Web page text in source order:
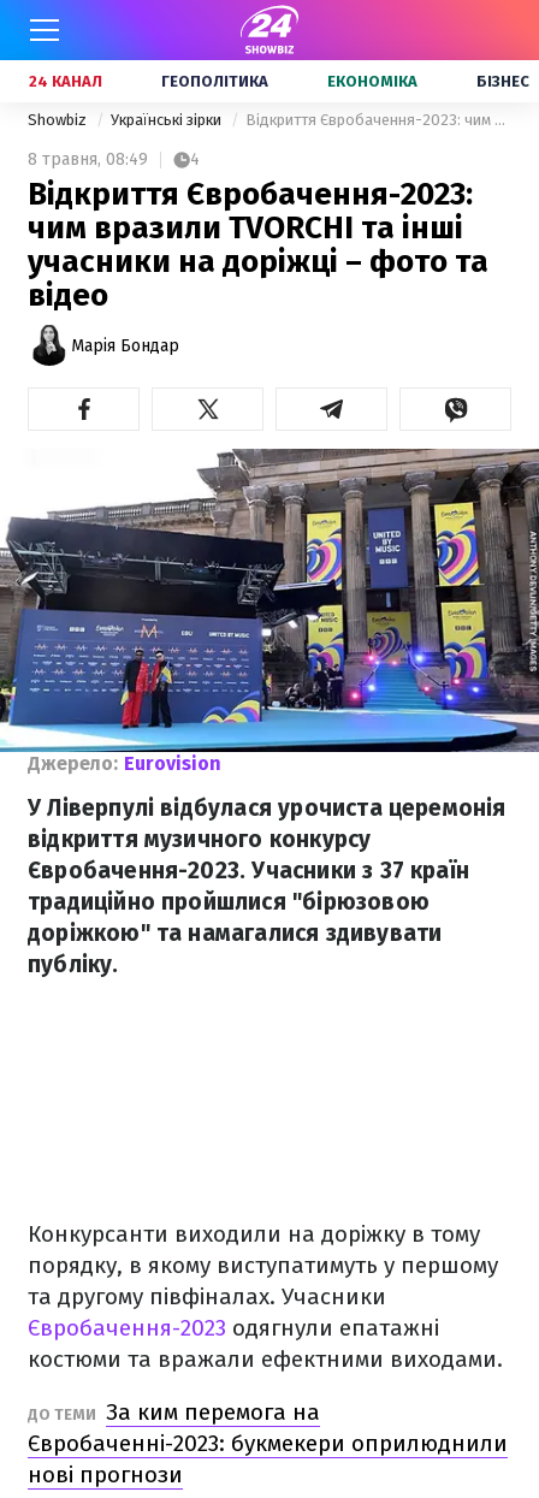
24 КАНАЛ ГЕОПОЛІТИКА ЕКОНОМІКА БІЗНЕС
Showbiz Українські зірки Відкриття Євробачення-2023: чим вразили TVORCHI та інші учасники на доріжці – фото та відео
8 травня, 08:49 4
Відкриття Євробачення-2023:
чим вразили TVORCHI та інші
учасники на доріжці – фото та
відео
Марія Бондар
Джерело: Eurovision
У Ліверпулі відбулася урочиста церемонія
відкриття музичного конкурсу
Євробачення-2023. Учасники з 37 країн
традиційно пройшлися "бірюзовою
доріжкою" та намагалися здивувати
публіку.
Конкурсанти виходили на доріжку в тому
порядку, в якому виступатимуть у першому
та другому півфіналах. Учасники
Євробачення-2023 одягнули епатажні
костюми та вражали ефектними виходами.
ДО ТЕМИ За ким перемога на
Євробаченні-2023: букмекери оприлюднили
нові прогнози